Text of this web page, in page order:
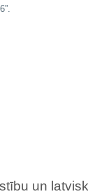
un